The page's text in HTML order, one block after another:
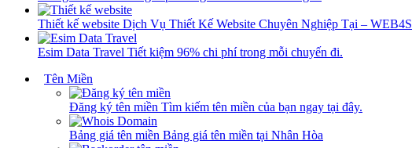
Thiết kế website Dịch Vụ Thiết Kế Website Chuyên Nghiệp Tại – WEB4S
Esim Data Travel Tiết kiệm 96% chi phí trong mỗi chuyến đi.
Tên Miền
Đăng ký tên miền Tìm kiếm tên miền của bạn ngay tại đây.
Bảng giá tên miền Bảng giá tên miền tại Nhân Hòa